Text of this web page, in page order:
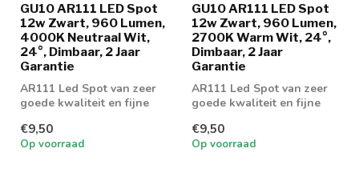
GU10 AR111 LED Spot
12w Zwart, 960 Lumen,
4000K Neutraal Wit,
24°, Dimbaar, 2 Jaar
Garantie
AR111 Led Spot van zeer
goede kwaliteit en fijne
€9,50
Op voorraad
GU10 AR111 LED Spot
12w Zwart, 960 Lumen,
2700K Warm Wit, 24°,
Dimbaar, 2 Jaar
Garantie
AR111 Led Spot van zeer
goede kwaliteit en fijne
€9,50
Op voorraad